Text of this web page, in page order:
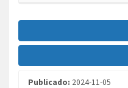
Barra
lateral
artículo
Publicado: 2024-11-05